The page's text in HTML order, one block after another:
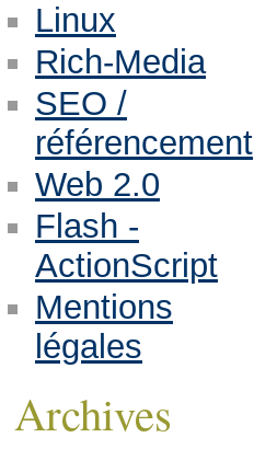
Linux
Rich-Media
SEO /
référencement
Web 2.0
Flash -
ActionScript
Mentions
légales
Archives